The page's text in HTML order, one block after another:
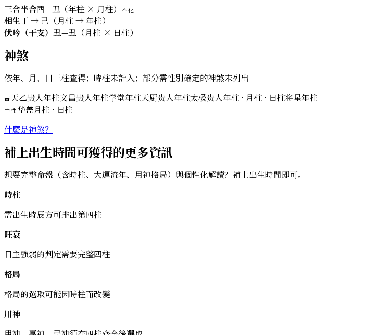
三合半合酉—丑（年柱 × 月柱） 不化
相生丁 → 己（月柱 → 年柱）
伏吟（干支） 丑—丑（月柱 × 日柱）
神煞
依年、月、日三柱查得；時柱未計入；部分需性別確定的神煞未列出
吉天乙贵人年柱文昌贵人年柱学堂年柱天厨贵人年柱太极贵人年柱 · 月柱 · 日柱将星年柱
中性华盖月柱 · 日柱
什麼是神煞？
補上出生時間可獲得的更多資訊
想要完整命盤（含時柱、大運流年、用神格局）與個性化解讀？補上出生時間即可。
時柱
需出生時辰方可排出第四柱
旺衰
日主強弱的判定需要完整四柱
格局
格局的選取可能因時柱而改變
用神